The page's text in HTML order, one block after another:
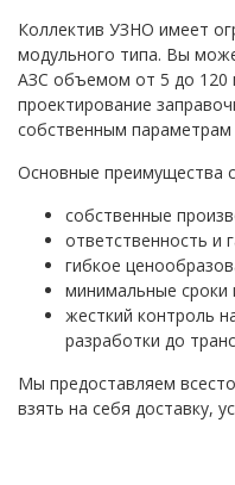
Коллектив УЗНО имеет
модульного типа. Вы
АЗС объемом от 5 до 120
проектирование
собственным
Основные преимущества
собственные
ответственность и
гибкое
минимальные сроки
жесткий контроль
разработки до
Мы предоставляем
взять на себя доставку,